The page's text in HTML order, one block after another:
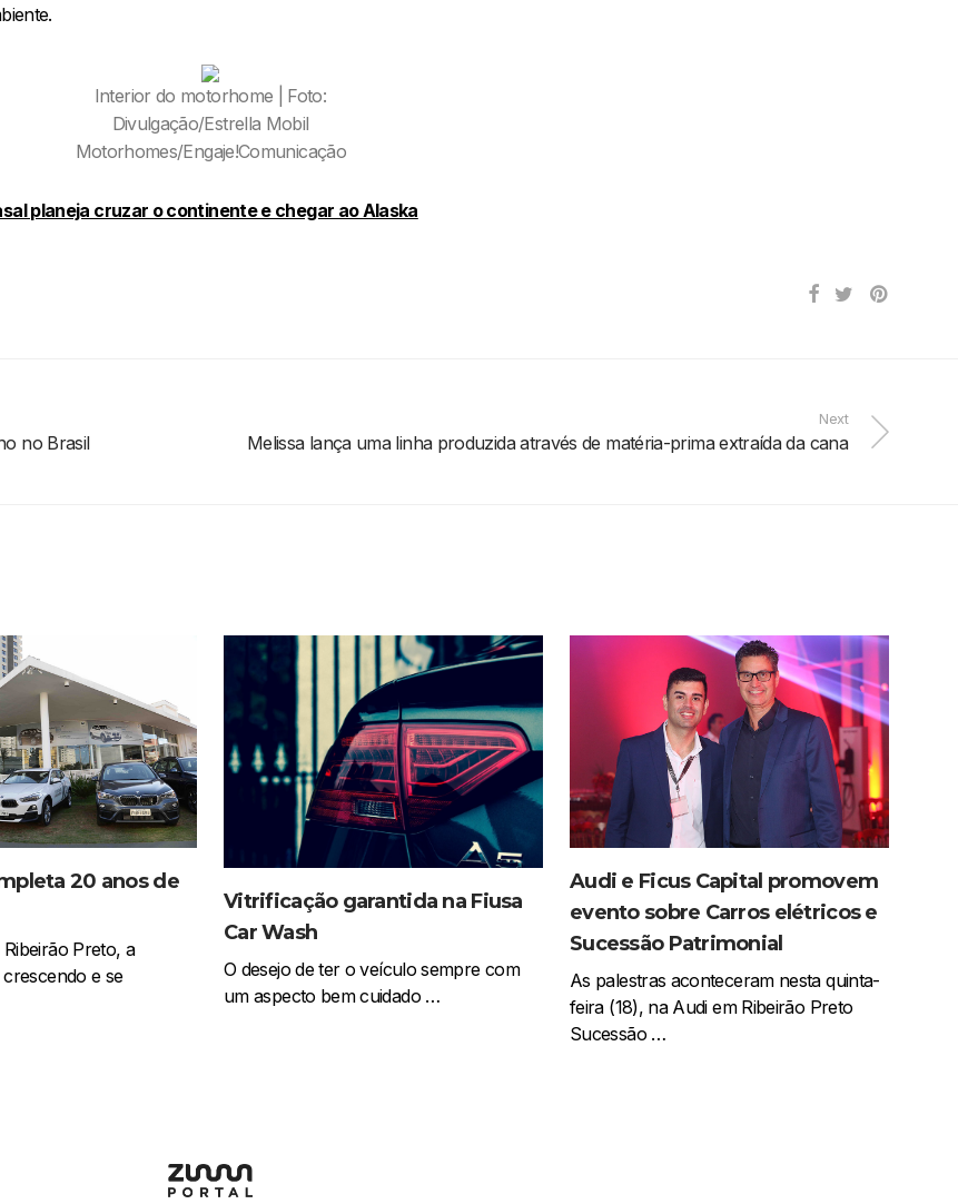
Interior do motorhome | Foto:
Divulgação/Estrella Mobil
Motorhomes/Engaje!Comunicação
planeja cruzar o continente e chegar ao Alaska
no Brasil
Next
Melissa lança uma linha produzida através de matéria-prima extraída da cana
20 anos de
Preto, a
e se
Vitrificação garantida na Fiusa
Car Wash
O desejo de ter o veículo sempre com
um aspecto bem cuidado …
Audi e Ficus Capital promovem
evento sobre Carros elétricos e
Sucessão Patrimonial
As palestras aconteceram nesta quinta-
feira (18), na Audi em Ribeirão Preto
Sucessão …